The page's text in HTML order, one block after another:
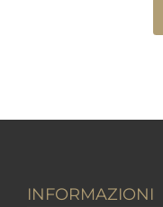
INFORMAZIONI